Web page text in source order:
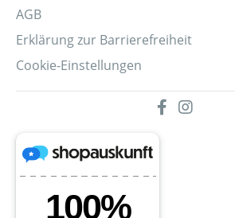
AGB
Erklärung zur Barrierefreiheit
Cookie-Einstellungen